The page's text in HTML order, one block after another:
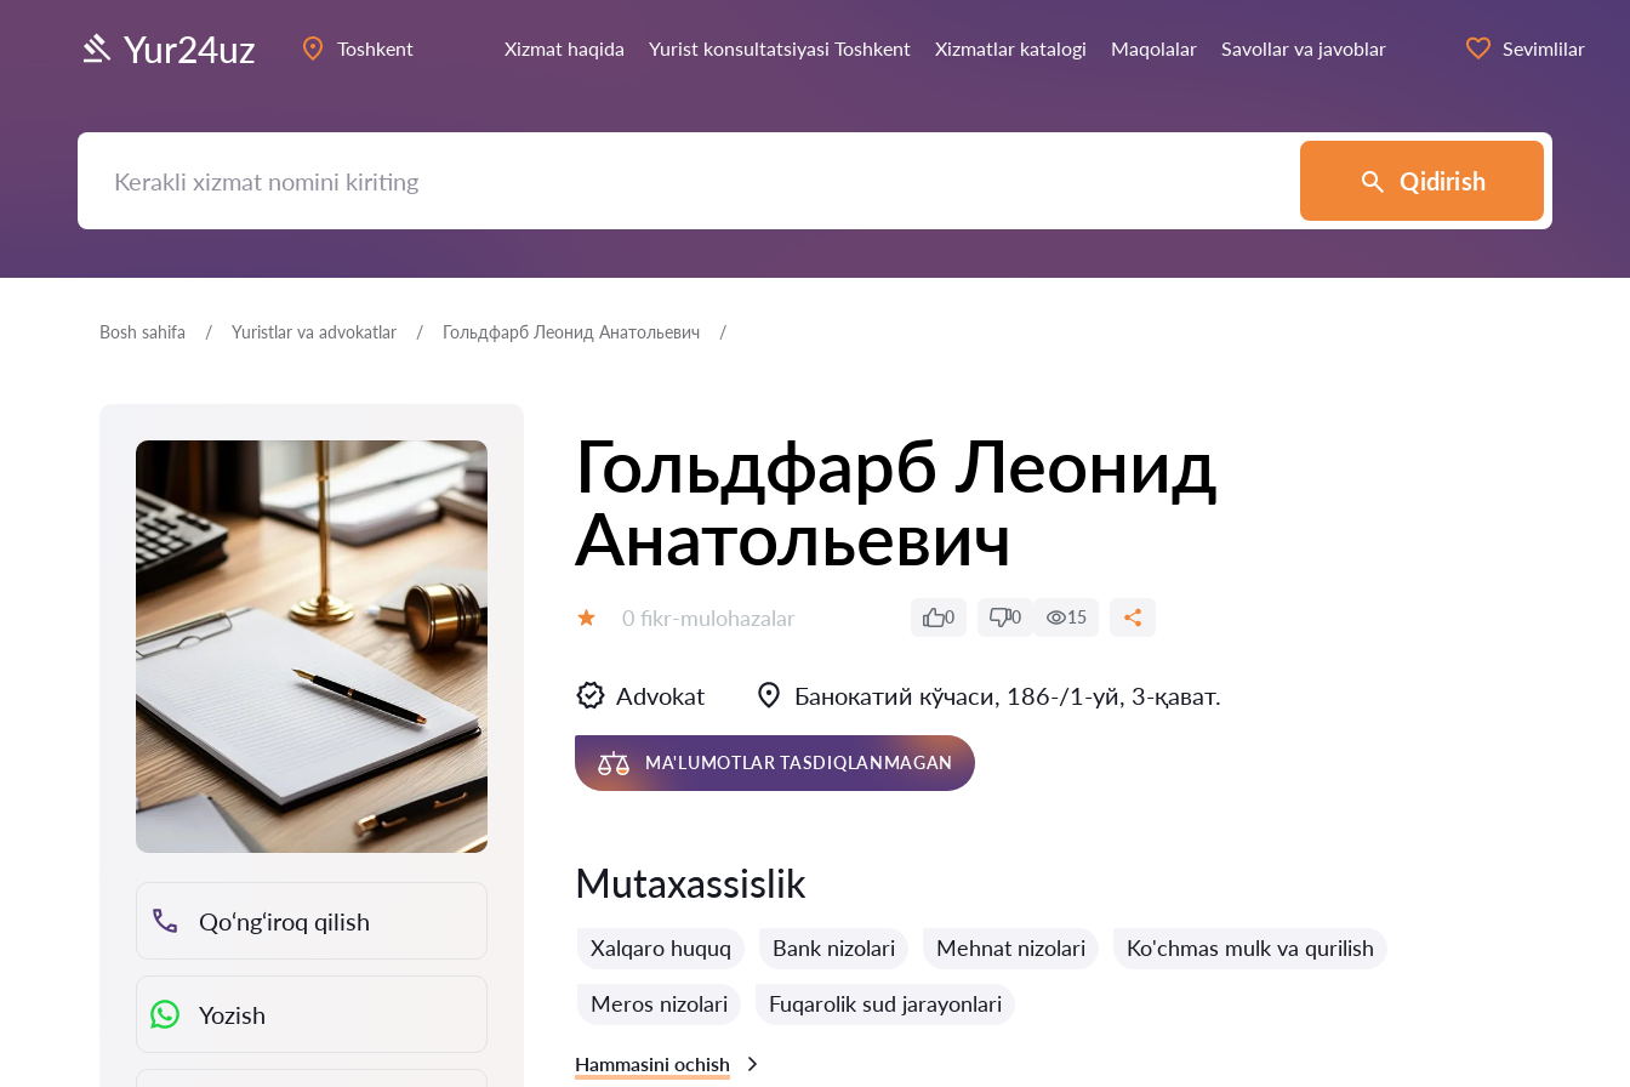
Yur24uz Toshkent Xizmat haqida Yurist konsultatsiyasi Toshkent Xizmatlar katalogi Maqolalar Savollar va javoblar Sevimlilar
Qidirish
Bosh sahifa Yuristlar va advokatlar Гольдфарб Леонид Анатольевич
Qo‘ng‘iroq qilish
Yozish
Гольдфарб Леонид
Анатольевич
Fikrlar:
0 fikr-mulohazalar 0 0 15
Advokat Банокатий кўчаси, 186-/1-уй, 3-қават.
MA'LUMOTLAR TASDIQLANMAGAN
Mutaxassislik
Xalqaro huquq Bank nizolari Mehnat nizolari Ko'chmas mulk va qurilish
Meros nizolari Fuqarolik sud jarayonlari
Hammasini ochish